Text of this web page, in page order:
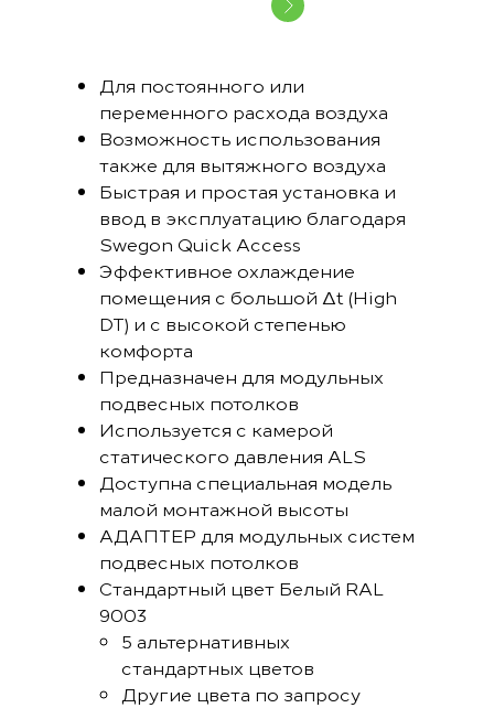
Для постоянного или
переменного расхода воздуха
Возможность использования
также для вытяжного воздуха
Быстрая и простая установка и
ввод в эксплуатацию благодаря
Swegon Quick Access
Эффективное охлаждение
помещения с большой Δt (High
DT) и с высокой степенью
комфорта
Предназначен для модульных
подвесных потолков
Используется с камерой
статического давления ALS
Доступна специальная модель
малой монтажной высоты
АДАПТЕР для модульных систем
подвесных потолков
Стандартный цвет Белый RAL
9003
5 альтернативных
стандартных цветов
Другие цвета по запросу